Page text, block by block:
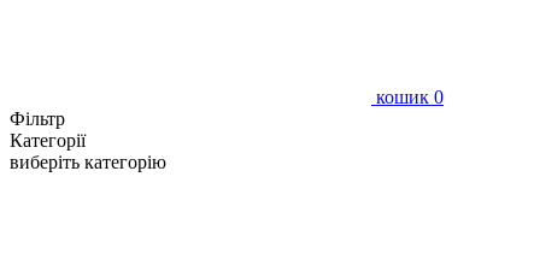
кошик 0
Фільтр
Категорії
виберіть категорію